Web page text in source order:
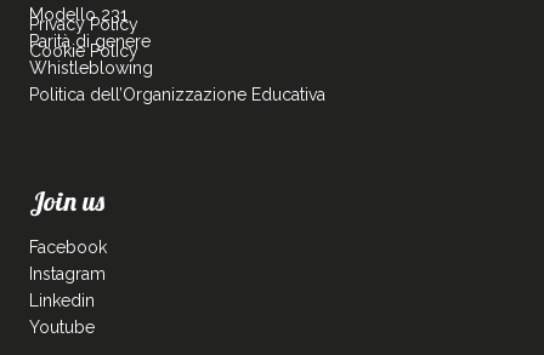
Modello 231
Parità di genere
Whistleblowing
Politica dell’Organizzazione Educativa
Privacy Policy
Cookie Policy
Join us
Facebook
Instagram
Linkedin
Youtube